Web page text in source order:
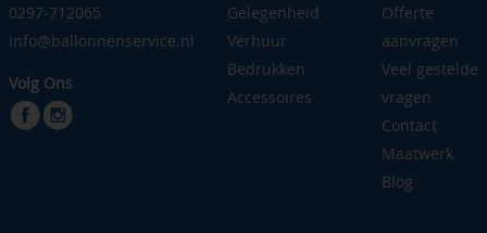
0297-712065
info@ballonnenservice.nl
Volg Ons
Gelegenheid
Verhuur
Bedrukken
Accessoires
Offerte
aanvragen
Veel gestelde
vragen
Contact
Maatwerk
Blog